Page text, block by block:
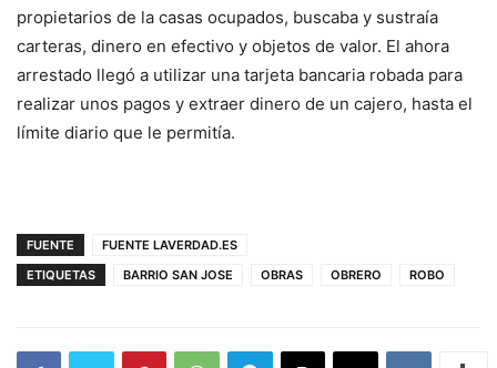
propietarios de la casas ocupados, buscaba y sustraía
carteras, dinero en efectivo y objetos de valor. El ahora
arrestado llegó a utilizar una tarjeta bancaria robada para
realizar unos pagos y extraer dinero de un cajero, hasta el
límite diario que le permitía.
FUENTE
FUENTE LAVERDAD.ES
ETIQUETAS
BARRIO SAN JOSE OBRAS OBRERO ROBO